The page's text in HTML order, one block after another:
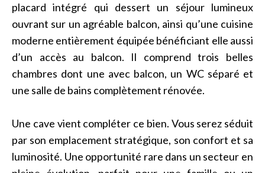
placard intégré qui dessert un séjour lumineux
ouvrant sur un agréable balcon, ainsi qu’une cuisine
moderne entièrement équipée bénéficiant elle aussi
d’un accès au balcon. Il comprend trois belles
chambres dont une avec balcon, un WC séparé et
une salle de bains complètement rénovée.
Une cave vient compléter ce bien. Vous serez séduit
par son emplacement stratégique, son confort et sa
luminosité. Une opportunité rare dans un secteur en